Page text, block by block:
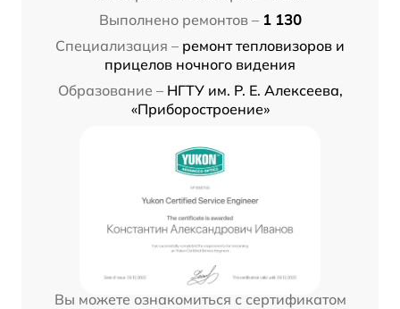
Выполнено ремонтов – 1 130
Специализация – ремонт тепловизоров и
прицелов ночного видения
Образование – НГТУ им. Р. Е. Алексеева,
«Приборостроение»
Вы можете ознакомиться с сертификатом